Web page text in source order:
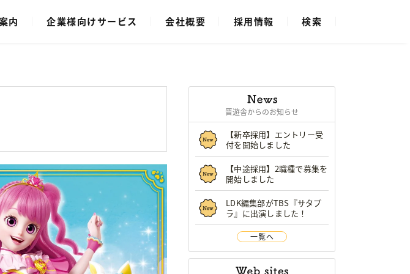
内 企業様向けサービス 会社概要 採用情報 検索
晋遊舎からのお知らせ
【新卒採用】エントリー受
付を開始しました
【中途採用】2職種で募集を
開始しました
LDK編集部がTBS『サタプ
ラ』に出演しました！
一覧へ